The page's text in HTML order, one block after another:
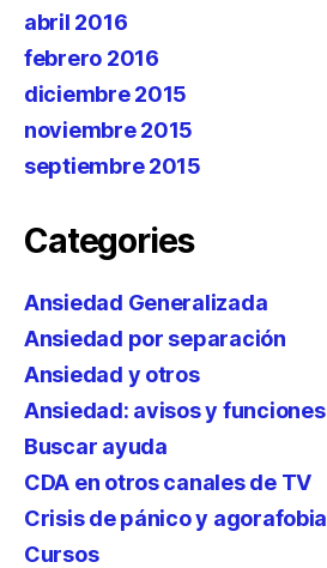
abril 2016
febrero 2016
diciembre 2015
noviembre 2015
septiembre 2015
Categories
Ansiedad Generalizada
Ansiedad por separación
Ansiedad y otros
Ansiedad: avisos y funciones
Buscar ayuda
CDA en otros canales de TV
Crisis de pánico y agorafobia
Cursos